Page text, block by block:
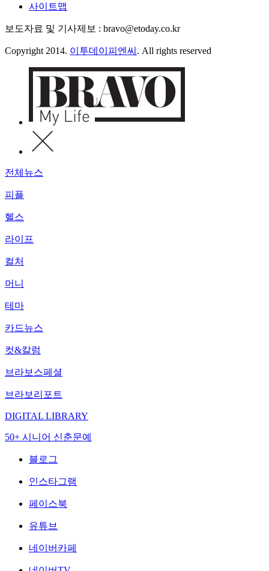
사이트맵
보도자료 및 기사제보 : bravo@etoday.co.kr
Copyright 2014. 이투데이피엔씨 . All rights reserved
전체뉴스
피플
헬스
라이프
컬처
머니
테마
카드뉴스
컷&칼럼
브라보스페셜
브라보리포트
DIGITAL LIBRARY
50+ 시니어 신춘문예
블로그
인스타그램
페이스북
유튜브
네이버카페